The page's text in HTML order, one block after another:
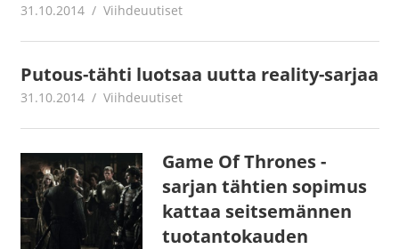
31.10.2014 mestanet
Viihdeuutiset
Putous-tähti luotsaa uutta reality-sarjaa
31.10.2014 mestanet
Viihdeuutiset
Game Of Thrones -
sarjan tähtien sopimus
kattaa seitsemännen
tuotantokauden